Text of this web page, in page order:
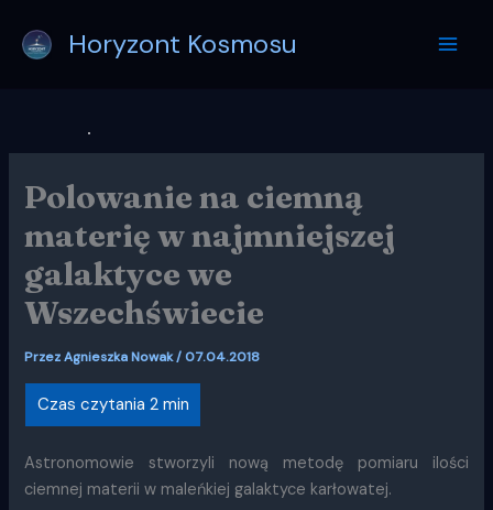
treści
Horyzont Kosmosu
Polowanie na ciemną
materię w najmniejszej
galaktyce we
Wszechświecie
PrzezAgnieszka Nowak/07.04.2018
Astronomowie stworzyli nową metodę pomiaru ilości
ciemnej materii w maleńkiej galaktyce karłowatej.